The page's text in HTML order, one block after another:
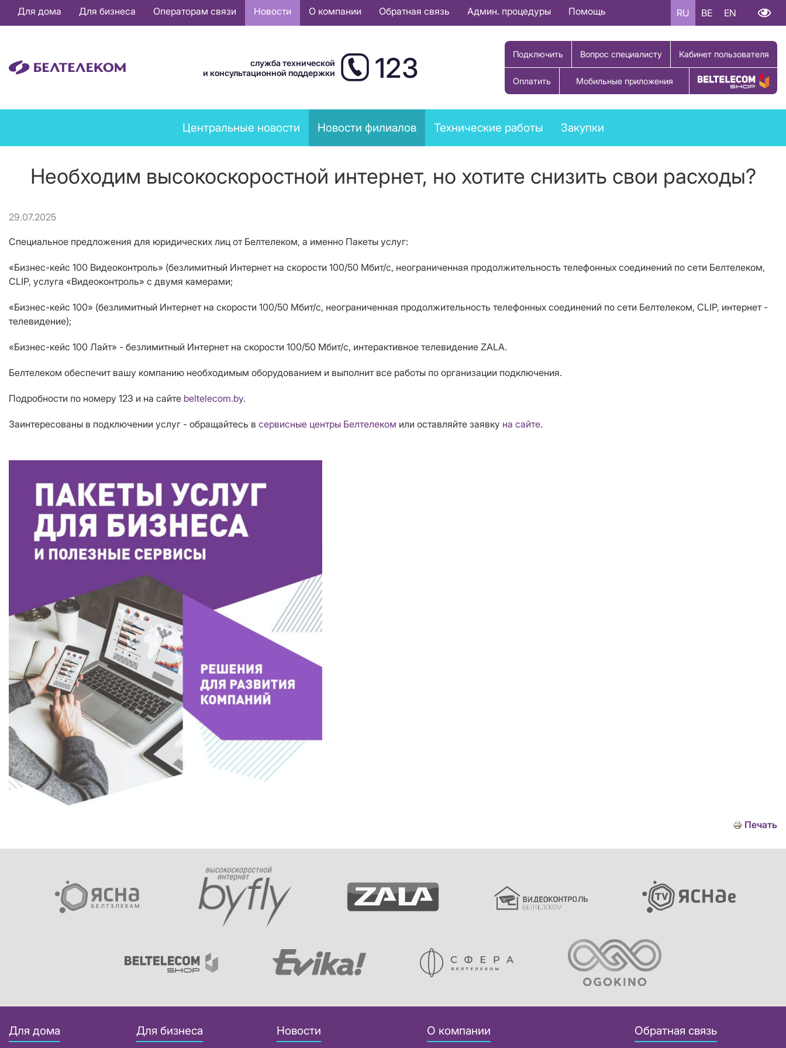
Основная
навигация
Для дома Для бизнеса Операторам связи Новости О компании Обратная связь Админ. процедуры Помощь RU BE EN
служба технической
и консультационной поддержки
123 Подключить Вопрос специалисту Кабинет пользователя
Оплатить Мобильные приложения Купить товар
News
menu
Центральные новости Новости филиалов Технические работы Закупки
Необходим высокоскоростной интернет, но хотите снизить свои расходы?
29.07.2025
Специальное предложения для юридических лиц от Белтелеком, а именно Пакеты услуг:
«Бизнес-кейс 100 Видеоконтроль» (безлимитный Интернет на скорости 100/50 Мбит/с, неограниченная продолжительность телефонных соединений по сети Белтелеком,
CLIP, услуга «Видеоконтроль» с двумя камерами;
«Бизнес-кейс 100» (безлимитный Интернет на скорости 100/50 Мбит/с, неограниченная продолжительность телефонных соединений по сети Белтелеком, CLIP, интернет -
телевидение);
«Бизнес-кейс 100 Лайт» - безлимитный Интернет на скорости 100/50 Мбит/с, интерактивное телевидение ZALA.
Белтелеком обеспечит вашу компанию необходимым оборудованием и выполнит все работы по организации подключения.
Подробности по номеру 123 и на сайте beltelecom.by.
Заинтересованы в подключении услуг - обращайтесь в сервисные центры Белтелеком или оставляйте заявку на сайте.
Печать
Для дома Для бизнеса Новости О компании Обратная связь